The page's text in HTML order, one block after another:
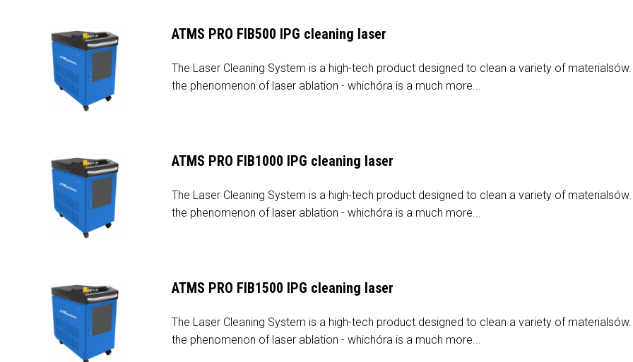
ATMS PRO FIB500 IPG cleaning laser
The Laser Cleaning System is a high-tech product designed to clean a variety of
the phenomenon of laser ablation - whichóra is a much more...
ATMS PRO FIB1000 IPG cleaning laser
The Laser Cleaning System is a high-tech product designed to clean a variety of
the phenomenon of laser ablation - whichóra is a much more...
ATMS PRO FIB1500 IPG cleaning laser
The Laser Cleaning System is a high-tech product designed to clean a variety of
the phenomenon of laser ablation - whichóra is a much more...